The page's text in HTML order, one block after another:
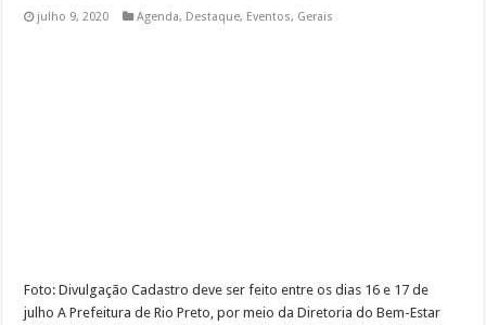
julho 9, 2020 Agenda, Destaque, Eventos, Gerais
Foto: Divulgação Cadastro deve ser feito entre os dias 16 e 17 de
julho A Prefeitura de Rio Preto, por meio da Diretoria do Bem-Estar